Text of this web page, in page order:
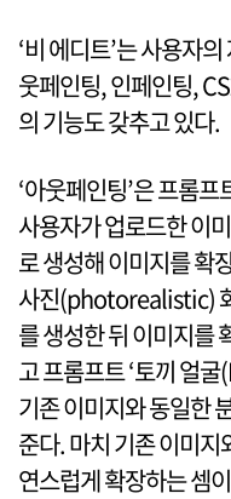
‘비 에디트’는 사용자
웃페인팅, 인페인팅,
의 기능도 갖추고 있다.
‘아웃페인팅’은 프롬
사용자가 업로드한 이
로 생성해 이미지를 확
사진(photorealistic)
를 생성한 뒤 이미지를
고 프롬프트 ‘토끼 얼
기존 이미지와 동일한
준다. 마치 기존 이미
연스럽게 확장하는 셈